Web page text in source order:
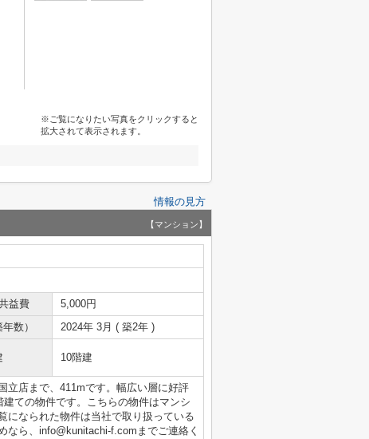
※ご覧になりたい写真をクリックすると
拡大されて表示されます。
情報の見方
【マンション】
益費
5,000円
数） 2024年 3月 ( 築2年 )
10階建
立店まで、411mです。幅広い層に好評
ての物件です。こちらの物件はマンシ
になられた物件は当社で取り扱っている
なら、info@kunitachi-f.comまでご連絡く